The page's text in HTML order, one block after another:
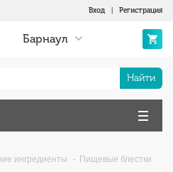
Вход Регистрация
Барнаул
Найти
ингредиенты Пищевые блестки